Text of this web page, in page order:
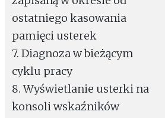
ostatniego kasowania
pamięci usterek
7. Diagnoza w bieżącym
cyklu pracy
8. Wyświetlanie usterki na
konsoli wskaźników